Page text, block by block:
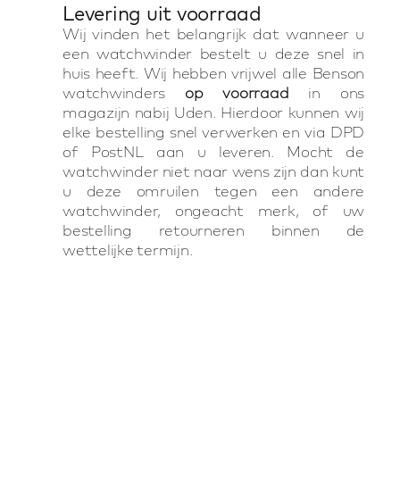
Levering uit voorraad
Wij vinden het belangrijk dat wanneer u
een watchwinder bestelt u deze snel in
huis heeft. Wij hebben vrijwel alle Benson
watchwinders op voorraad in ons
magazijn nabij Uden. Hierdoor kunnen wij
elke bestelling snel verwerken en via DPD
of PostNL aan u leveren. Mocht de
watchwinder niet naar wens zijn dan kunt
u deze omruilen tegen een andere
watchwinder, ongeacht merk, of uw
bestelling retourneren binnen de
wettelijke termijn.